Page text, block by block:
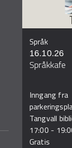
Språk
16.10.26
Språkkafe
Inngang fra
Tangvall
17:00 -
Gratis